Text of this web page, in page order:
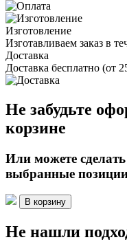
Изготовление
Изготавливаем заказ в
Доставка
Доставка бесплатно (от
Не забудьте
корзине
Или можете
выбранные
В корзину
Не нашли